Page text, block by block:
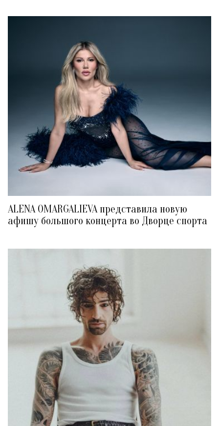
ALENA OMARGALIEVA представила новую
афишу большого концерта во Дворце спорта